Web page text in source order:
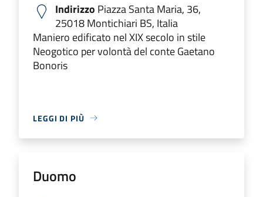
Indirizzo Piazza Santa Maria, 36,
25018 Montichiari BS, Italia
Maniero edificato nel XIX secolo in stile
Neogotico per volontà del conte Gaetano
Bonoris
LEGGI DI PIÙ
Duomo